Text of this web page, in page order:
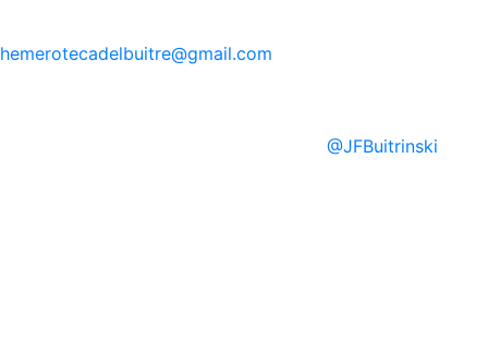
hemerotecadelbuitre@gmail.com
@JFBuitrinski